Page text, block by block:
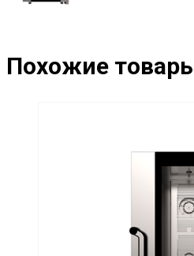
Похожие